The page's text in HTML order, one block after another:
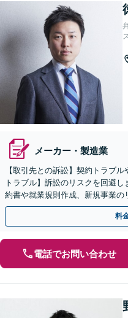
メーカー・製造業
【取引先との訴訟】契約トラブ
トラブル】訴訟のリスクを回避
約書や就業規則作成、新規事業の
い。単発のご依頼OK。
料
電話でお問い合わせ